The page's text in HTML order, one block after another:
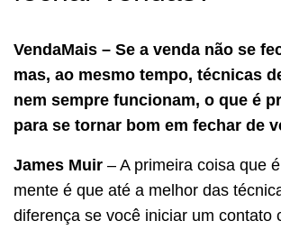
VendaMais – Se a venda não se
mas, ao mesmo tempo, técnicas
nem sempre funcionam, o que é
para se tornar bom em fechar de
James Muir – A primeira coisa que
mente é que até a melhor das
diferença se você iniciar um contato